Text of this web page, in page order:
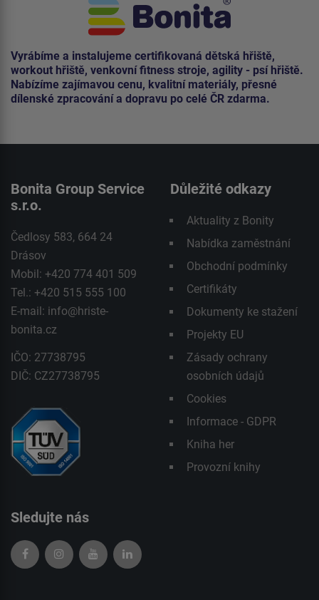
Vyrábíme a instalujeme certifikovaná dětská hřiště,
workout hřiště, venkovní fitness stroje, agility - psí hřiště.
Nabízíme zajímavou cenu, kvalitní materiály, přesné
dílenské zpracování a dopravu po celé ČR zdarma.
Bonita Group Service
s.r.o.
Čedlosy 583, 664 24
Drásov
Mobil: +420 774 401 509
Tel.: +420 515 555 100
E-mail: info@hriste-
bonita.cz
IČO: 27738795
DIČ: CZ27738795
Důležité odkazy
Aktuality z Bonity
Nabídka zaměstnání
Obchodní podmínky
Certifikáty
Dokumenty ke stažení
Projekty EU
Zásady ochrany
osobních údajů
Cookies
Informace - GDPR
Kniha her
Provozní knihy
Sledujte nás